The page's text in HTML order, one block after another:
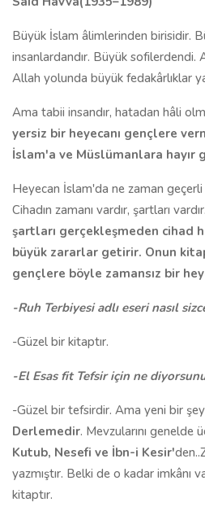
Büyük İslam âlimlerinden birisidir.
insanlardandır. Büyük sofilerdendi.
Allah yolunda büyük fedakârlıklar
Ama tabii insandır, hatadan hâli
yersiz bir heyecanı gençlere
İslam'a ve Müslümanlara hayır
Heyecan İslam'da ne zaman geçerli
Cihadın zamanı vardır, şartları vardır.
şartları gerçekleşmeden cihad
büyük zararlar getirir. Onun
gençlere böyle zamansız bir
-Ruh Terbiyesi adlı eseri nasıl
-Güzel bir kitaptır.
-El Esas fit Tefsir için ne
-Güzel bir tefsirdir. Ama yeni bir
Derlemedir. Mevzularını genelde
Kutub, Nesefi ve İbn-i Kesir'
yazmıştır. Belki de o kadar imkânı
kitaptır.